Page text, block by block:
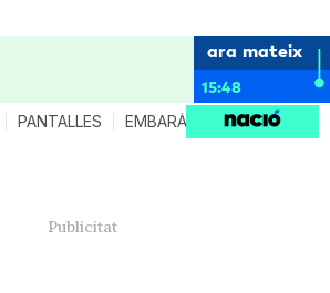
ara mateix
15:48
PANTALLES EMBARÀS CRIANÇA